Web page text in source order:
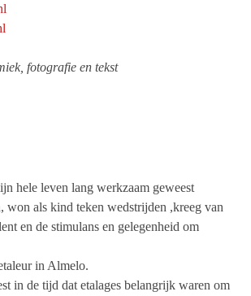
fotografie en tekst
hele leven lang werkzaam geweest
won als kind teken wedstrijden ,kreeg van
en de stimulans en gelegenheid om
in Almelo.
in de tijd dat etalages belangrijk waren om